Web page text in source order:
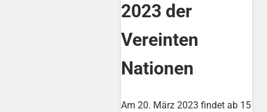
2023 der
Vereinten
Nationen
Am 20. März 2023 findet ab 15